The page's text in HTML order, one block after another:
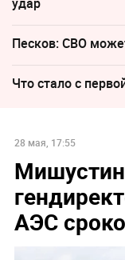
Песков: СВО
Что стало с
28 мая, 17:55
АЭС